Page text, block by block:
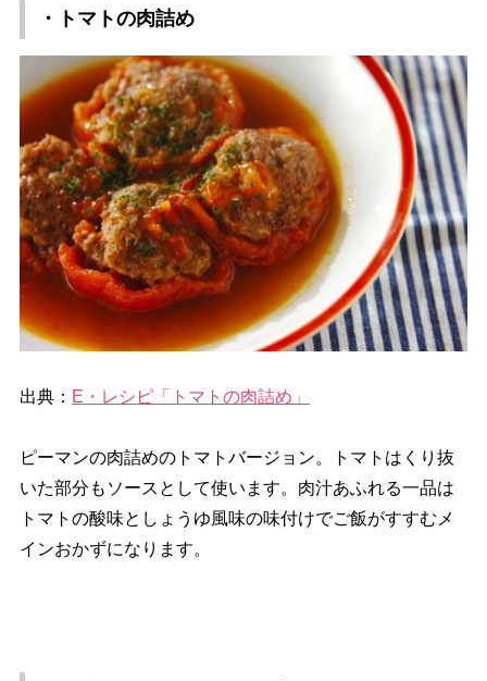
・トマトの肉詰め
出典： E・レシピ「トマトの肉詰め」
ピーマンの肉詰めのトマトバージョン。トマトはくり抜
いた部分もソースとして使います。肉汁あふれる一品は
トマトの酸味としょうゆ風味の味付けでご飯がすすむメ
インおかずになります。